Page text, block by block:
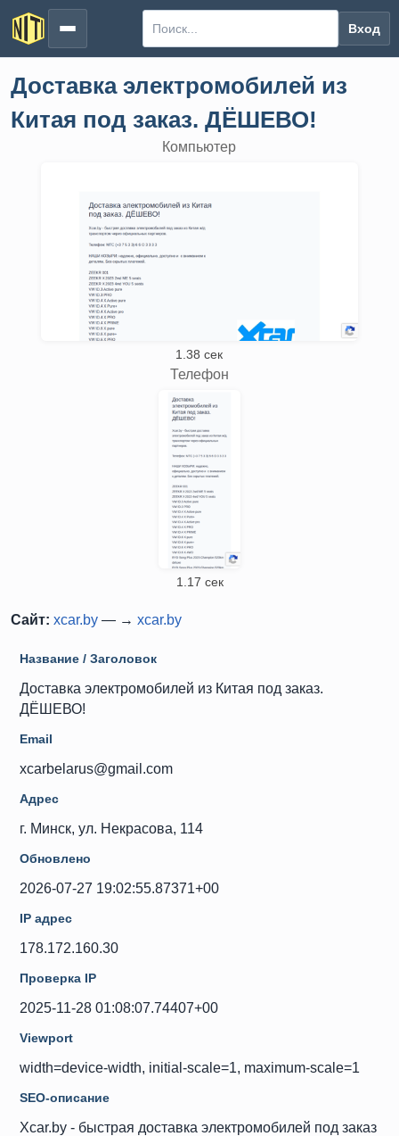
Вход
Доставка электромобилей из
Китая под заказ. ДЁШЕВО!
Компьютер
1.38 сек
Телефон
1.17 сек
Сайт: xcar.by — → xcar.by
Название / Заголовок
Доставка электромобилей из Китая под заказ.
ДЁШЕВО!
Email
xcarbelarus@gmail.com
Адрес
г. Минск, ул. Некрасова, 114
Обновлено
2026-07-27 19:02:55.87371+00
IP адрес
178.172.160.30
Проверка IP
2025-11-28 01:08:07.74407+00
Viewport
width=device-width, initial-scale=1, maximum-scale=1
SEO-описание
Xcar.by - быстрая доставка электромобилей под заказ